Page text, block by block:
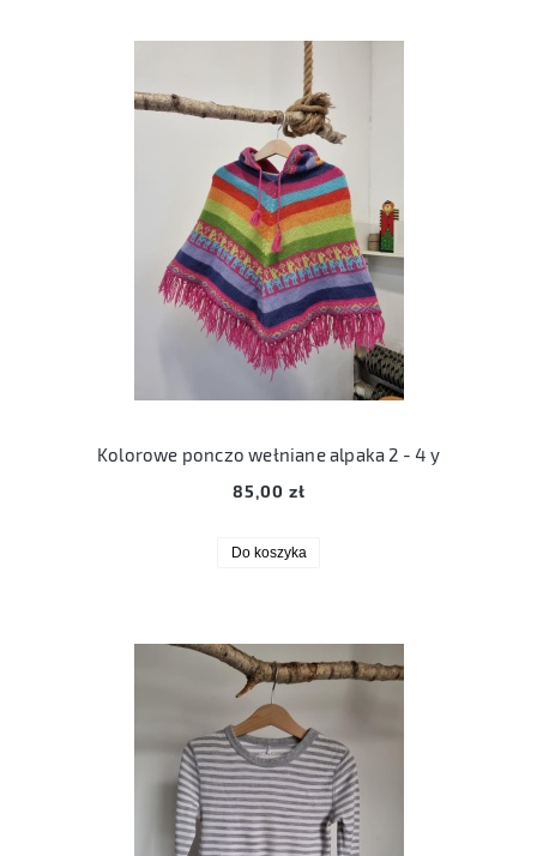
Kolorowe ponczo wełniane alpaka 2 - 4 y
85,00 zł
Do koszyka